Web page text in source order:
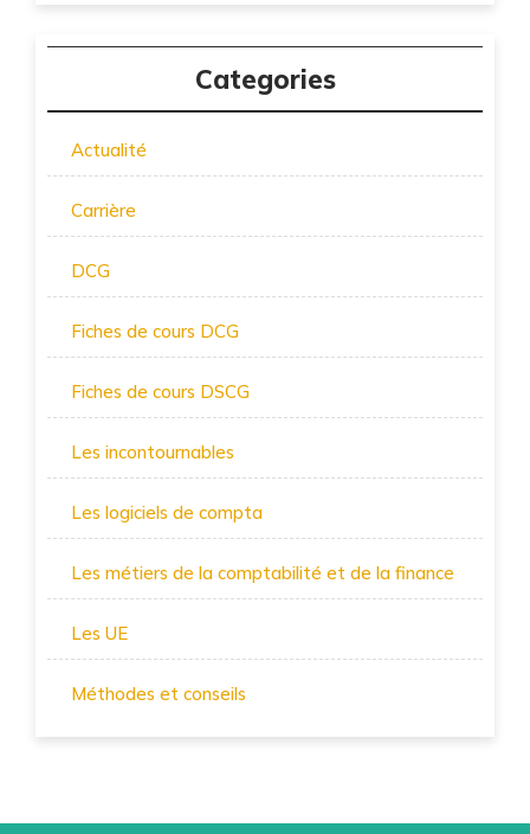
Categories
Actualité
Carrière
DCG
Fiches de cours DCG
Fiches de cours DSCG
Les incontournables
Les logiciels de compta
Les métiers de la comptabilité et de la finance
Les UE
Méthodes et conseils